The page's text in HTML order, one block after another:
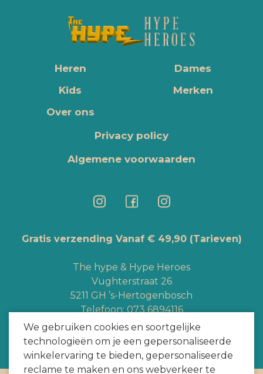
We gebruiken cookies en soortgelijke
technologieën om je een gepersonaliseerde
winkelervaring te bieden, gepersonaliseerde
reclame te maken en ons webverkeer te
Heren
Dames
Kids
Merken
Over ons
Privacy policy
Algemene voorwaarden
Gratis verzending Vanaf € 49,90 (Tarieven)
The hype & Hype Heroes
Vughterstraat 26
5211 GH ’s-Hertogenbosch
Telefoon:073 6894116
Whatsapp:+3165363328
info@hypeheroes.com